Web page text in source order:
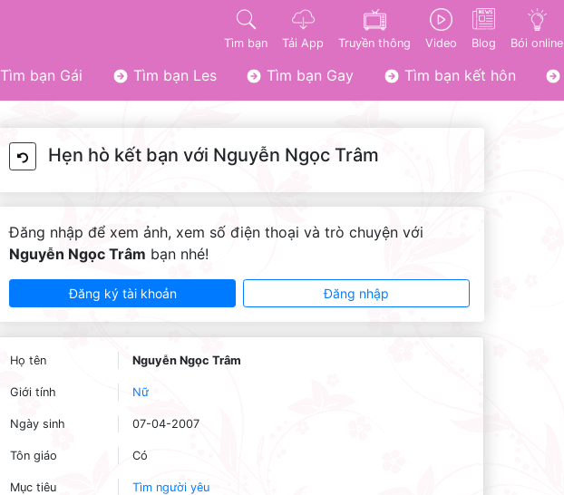
Tìm bạn Tải App Truyền thông Video Blog Bói online
Tìm bạn Gái Tìm bạn Les Tìm bạn Gay Tìm bạn kết hôn
Hẹn hò kết bạn với Nguyễn Ngọc Trâm
Đăng nhập để xem ảnh, xem số điện thoại và trò chuyện với
Nguyễn Ngọc Trâm bạn nhé!
Đăng ký tài khoản Đăng nhập
Họ tên Nguyễn Ngọc Trâm
Giới tính Nữ
Ngày sinh 07-04-2007
Tôn giáo Có
Mục tiêu Tìm người yêu